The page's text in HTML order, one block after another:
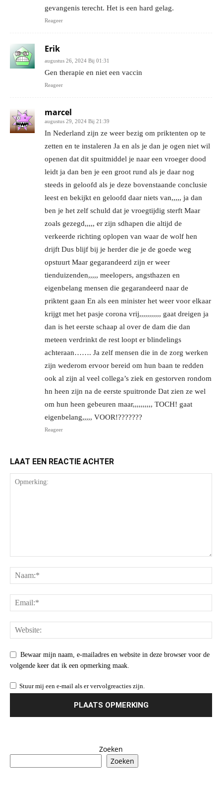
gevangenis terecht. Het is een hard gelag.
Reageer
Erik
augustus 26, 2024 Bij 01:31
Gen therapie en niet een vaccin
Reageer
marcel
augustus 29, 2024 Bij 21:39
In Nederland zijn ze weer bezig om priktenten op te
zetten en te instaleren Ja en als je dan je ogen niet wil
openen dat dit spuitmiddel je naar een vroeger dood
leidt ja dan ben je een groot rund als je daar nog
steeds in geloofd als je deze bovenstaande conclusie
leest en bekijkt en geloofd daar niets van,,,,, ja dan
ben je het zelf schuld dat je vroegtijdig sterft Maar
zoals gezegd,,,,, er zijn sdhapen die altijd de
verkeerde richting oplopen van waar de wolf hen
drijft Dus blijf bij je herder die je de goede weg
opstuurt Maar gegarandeerd zijn er weer
tienduizenden,,,,, meelopers, angsthazen en
eigenbelang mensen die gegarandeerd naar de
priktent gaan En als een minister het weer voor elkaar
krijgt met het pasje corona vrij,,,,,,,,,,, gaat dreigen ja
dan is het eerste schaap al over de dam die dan
meteen verdrinkt de rest loopt er blindelings
achteraan……. Ja zelf mensen die in de zorg werken
zijn wederom ervoor bereid om hun baan te redden
ook al zijn al veel collega’s ziek en gestorven rondom
hn heen zijn na de eerste spuitronde Dat zien ze wel
om hun heen gebeuren maar,,,,,,,,,, TOCH! gaat
eigenbelang,,,,, VOOR!???????
Reageer
LAAT EEN REACTIE ACHTER
Bewaar mijn naam, e-mailadres en website in deze browser voor de
volgende keer dat ik een opmerking maak.
Stuur mij een e-mail als er vervolgreacties zijn.
Zoeken
Zoeken